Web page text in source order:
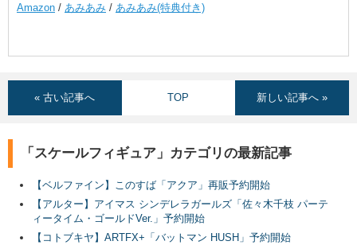
Amazon / あみあみ / あみあみ(特典付き)
« 古い記事へ TOP 新しい記事へ »
「スケールフィギュア」カテゴリの最新記事
【ベルファイン】このすば「アクア」再販予約開始
【アルター】アイマス シンデレラガールズ「佐々木千枝 パーテ
ィータイム・ゴールドVer.」予約開始
【コトブキヤ】ARTFX+「バットマン HUSH」予約開始